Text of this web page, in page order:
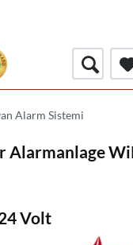
Alarm Sistemi
Alarmanlage
Volt